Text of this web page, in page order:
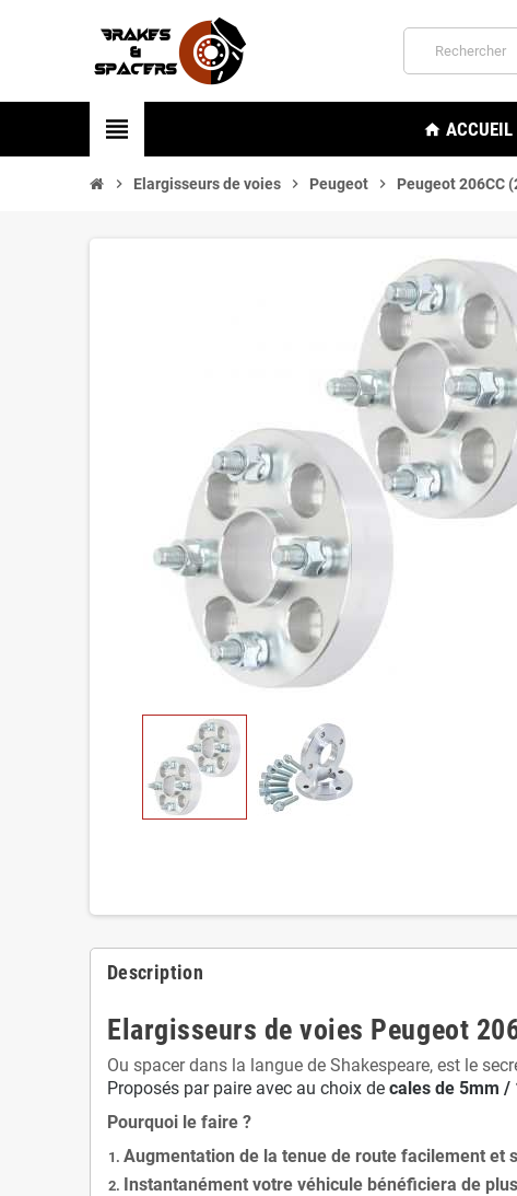
view_headline home ACCUEIL
chevron_right Elargisseurs de voies chevron_right Peugeot chevron_right Peugeot 206CC
Description
Elargisseurs de voies Peugeot
Ou spacer dans la langue de Shakespeare, est le
Proposés par paire avec au choix de cales de 5mm /
Pourquoi le faire ?
Augmentation de la tenue de route facilement et
Instantanément votre véhicule bénéficiera de plus